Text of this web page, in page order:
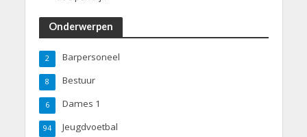
Onderwerpen
Barpersoneel
2
Bestuur
8
Dames 1
6
Jeugdvoetbal
94